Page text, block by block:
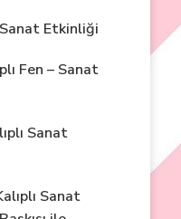
Etkinliği
Fen – Sanat
Sanat
Sanat